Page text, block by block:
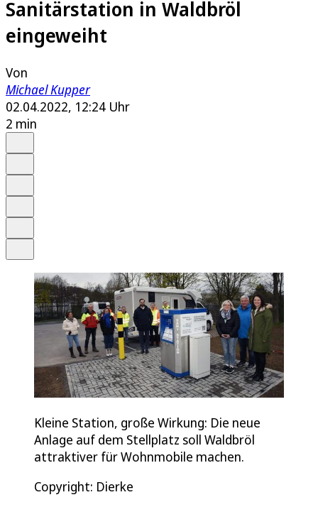
Sanitärstation in Waldbröl
eingeweiht
Von
Michael Kupper
02.04.2022, 12:24 Uhr
2 min
Kleine Station, große Wirkung: Die neue
Anlage auf dem Stellplatz soll Waldbröl
attraktiver für Wohnmobile machen.
Copyright: Dierke